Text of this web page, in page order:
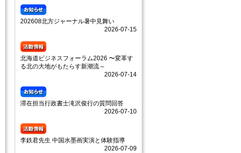
202608北方ジャーナル暑中見舞い
2026-07-15
北海道ビジネスフォーラム2026 〜変革す
る北の大地がもたらす新潮流～
2026-07-14
滞在担当行政書士滝沢俊行の質問回答
2026-07-10
李鉄君先生 中国水墨画実演と体験指導
2026-07-09